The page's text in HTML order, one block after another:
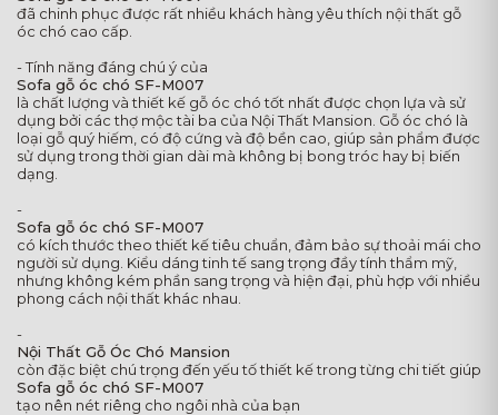
đã chinh phục được rất nhiều khách hàng yêu thích nội thất gỗ
óc chó cao cấp.
- Tính năng đáng chú ý của
Sofa gỗ óc chó SF-M007
là chất lượng và thiết kế gỗ óc chó tốt nhất được chọn lựa và sử
dụng bởi các thợ mộc tài ba của Nội Thất Mansion. Gỗ óc chó là
loại gỗ quý hiếm, có độ cứng và độ bền cao, giúp sản phẩm được
sử dụng trong thời gian dài mà không bị bong tróc hay bị biến
dạng.
-
Sofa gỗ óc chó SF-M007
có kích thước theo thiết kế tiêu chuẩn, đảm bảo sự thoải mái cho
người sử dụng. Kiểu dáng tinh tế sang trọng đầy tính thẩm mỹ,
nhưng không kém phần sang trọng và hiện đại, phù hợp với nhiều
phong cách nội thất khác nhau.
-
Nội Thất Gỗ Óc Chó Mansion
còn đặc biệt chú trọng đến yếu tố thiết kế trong từng chi tiết giúp
Sofa gỗ óc chó SF-M007
tạo nên nét riêng cho ngôi nhà của bạn